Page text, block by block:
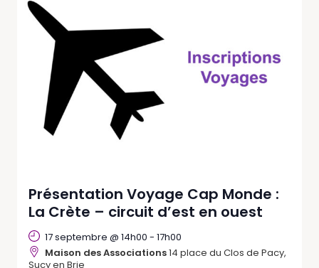
Présentation Voyage Cap Monde :
La Crète – circuit d’est en ouest
17 septembre @ 14h00 - 17h00
Maison des Associations14 place du Clos de Pacy,
Sucy en Brie